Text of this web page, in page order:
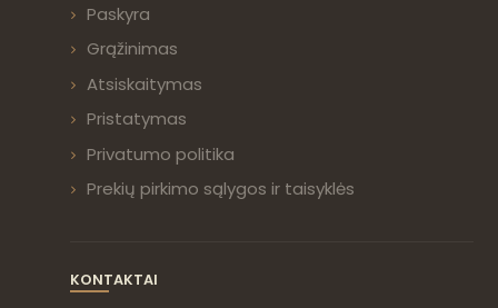
Paskyra
Grąžinimas
Atsiskaitymas
Pristatymas
Privatumo politika
Prekių pirkimo sąlygos ir taisyklės
KONTAKTAI